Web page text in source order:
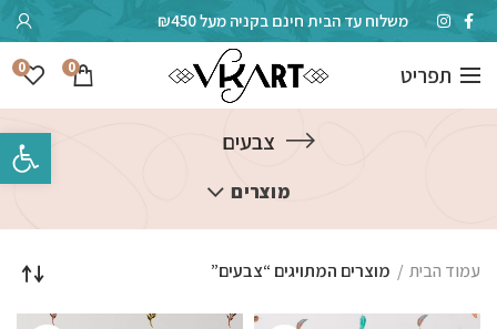
משלוח עד הבית חינם בקניה מעל ₪450
תפריט 0
0
צבעים
מוצרים
עמוד הבית מוצרים המתויגים “צבעים”
פתח